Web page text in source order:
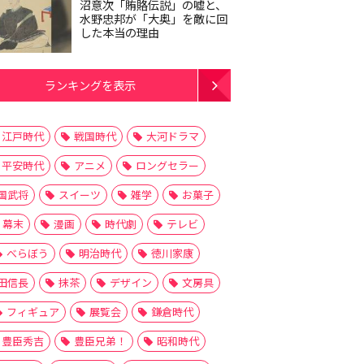
沼意次「賄賂伝説」の嘘と、
水野忠邦が「大奥」を敵に回
した本当の理由
ランキングを表示
江戸時代 戦国時代
大河ドラマ
平安時代
アニメ
ロングセラー
武将
スイーツ 雑学
お菓子
幕末
漫画 時代劇
テレビ
べらぼう
明治時代
徳川家康
信長
抹茶 デザイン
文房具
フィギュア
展覧会
鎌倉時代
豊臣秀吉
豊臣兄弟！
昭和時代